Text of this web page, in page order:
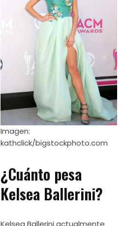
Imagen:
kathclick/bigstockphoto.com
¿Cuánto pesa
Kelsea Ballerini?
Kelsea Ballerini actualmente